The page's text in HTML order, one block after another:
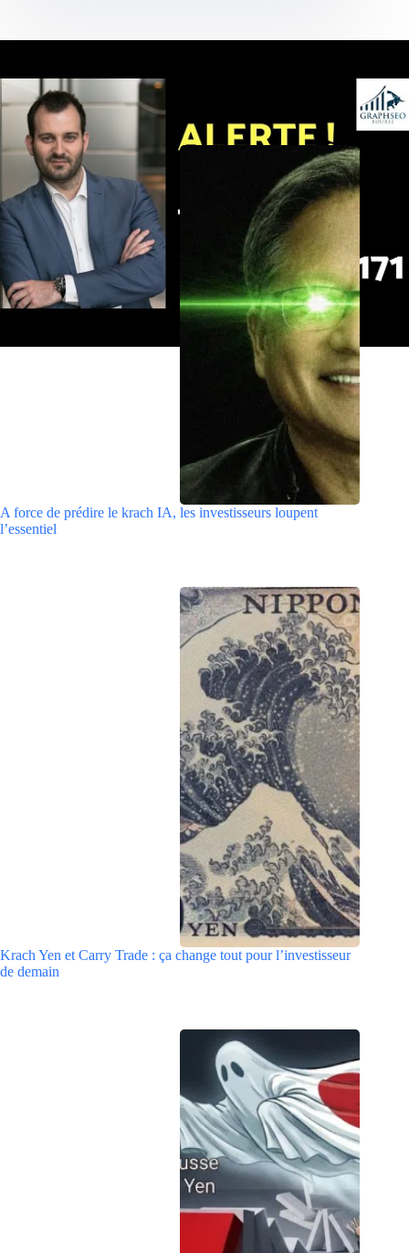
Les Opportunités récentes
A force de prédire le krach IA, les investisseurs loupent
l’essentiel
Krach Yen et Carry Trade : ça change tout pour l’investisseur
de demain